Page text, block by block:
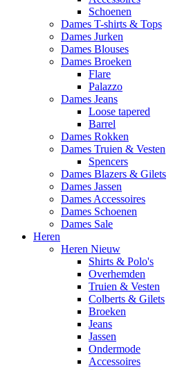
Schoenen
Dames T-shirts & Tops
Dames Jurken
Dames Blouses
Dames Broeken
Flare
Palazzo
Dames Jeans
Loose tapered
Barrel
Dames Rokken
Dames Truien & Vesten
Spencers
Dames Blazers & Gilets
Dames Jassen
Dames Accessoires
Dames Schoenen
Dames Sale
Heren
Heren Nieuw
Shirts & Polo's
Overhemden
Truien & Vesten
Colberts & Gilets
Broeken
Jeans
Jassen
Ondermode
Accessoires